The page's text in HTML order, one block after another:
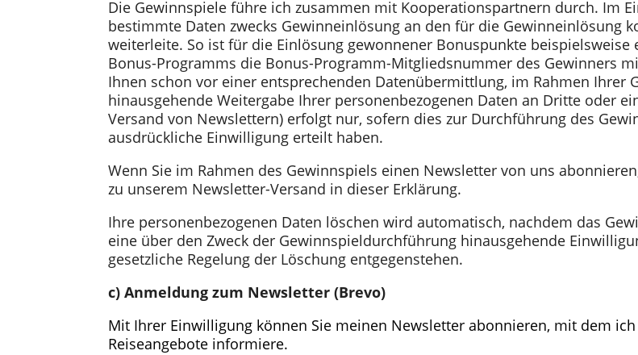
Die Gewinnspiele führe ich zusammen mit Kooperationspartnern durch. Im
bestimmte Daten zwecks Gewinneinlösung an den für die Gewinneinlösung
weiterleite. So ist für die Einlösung gewonnener Bonuspunkte
Bonus-Programms die Bonus-Programm-Mitgliedsnummer des Gewinners
Ihnen schon vor einer entsprechenden Datenübermittlung, im Rahmen
hinausgehende Weitergabe Ihrer personenbezogenen Daten an Dritte oder
Versand von Newslettern) erfolgt nur, sofern dies zur Durchführung des
ausdrückliche Einwilligung erteilt haben.
Wenn Sie im Rahmen des Gewinnspiels einen Newsletter von uns
zu unserem Newsletter-Versand in dieser Erklärung.
Ihre personenbezogenen Daten löschen wird automatisch, nachdem das
eine über den Zweck der Gewinnspieldurchführung hinausgehende
gesetzliche Regelung der Löschung entgegenstehen.
c) Anmeldung zum Newsletter (Brevo)
Mit Ihrer Einwilligung können Sie meinen Newsletter abonnieren, mit dem
Reiseangebote informiere.